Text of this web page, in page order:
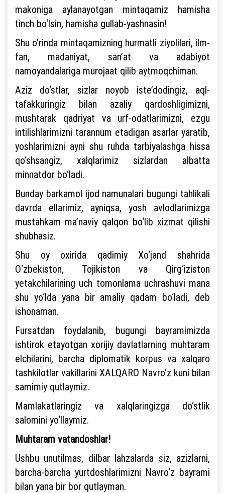
makoniga aylanayotgan mintaqamiz hamisha
tinch bo‘lsin, hamisha gullab-yashnasin!
Shu o‘rinda mintaqamizning hurmatli ziyolilari, ilm-
fan, madaniyat, san’at va adabiyot
namoyandalariga murojaat qilib aytmoqchiman.
Aziz do‘stlar, sizlar noyob iste’dodingiz, aql-
tafakkuringiz bilan azaliy qardoshligimizni,
mushtarak qadriyat va urf-odatlarimizni, ezgu
intilishlarimizni tarannum etadigan asarlar yaratib,
yoshlarimizni ayni shu ruhda tarbiyalashga hissa
qo‘shsangiz, xalqlarimiz sizlardan albatta
minnatdor bo‘ladi.
Bunday barkamol ijod namunalari bugungi tahlikali
davrda ellarimiz, ayniqsa, yosh avlodlarimizga
mustahkam ma’naviy qalqon bo‘lib xizmat qilishi
shubhasiz.
Shu oy oxirida qadimiy Xo‘jand shahrida
O‘zbekiston, Tojikiston va Qirg‘iziston
yetakchilarining uch tomonlama uchrashuvi mana
shu yo‘lda yana bir amaliy qadam bo‘ladi, deb
ishonaman.
Fursatdan foydalanib, bugungi bayramimizda
ishtirok etayotgan xorijiy davlatlarning muhtaram
elchilarini, barcha diplomatik korpus va xalqaro
tashkilotlar vakillarini XALQARO Navro‘z kuni bilan
samimiy qutlaymiz.
Mamlakatlaringiz va xalqlaringizga do‘stlik
salomini yo‘llaymiz.
Muhtaram vatandoshlar!
Ushbu unutilmas, dilbar lahzalarda siz, azizlarni,
barcha-barcha yurtdoshlarimizni Navro‘z bayrami
bilan yana bir bor qutlayman.